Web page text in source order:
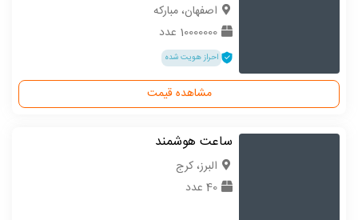
اصفهان، مبارکه
10000000 عدد
احراز هویت شده
مشاهده قیمت
ساعت هوشمند
البرز، کرج
40 عدد